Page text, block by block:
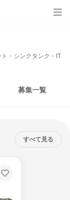
・シンクタンク・IT
募集一覧
すべて見る